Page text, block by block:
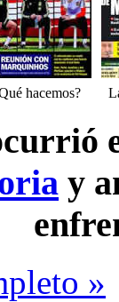
hacemos?
y
»